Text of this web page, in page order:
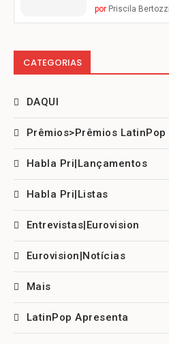
por Priscila Bertozzi
CATEGORIAS
DAQUI
Prêmios>Prêmios LatinPop
Habla Pri|Lançamentos
Habla Pri|Listas
Entrevistas|Eurovision
Eurovision|Notícias
Mais
LatinPop Apresenta